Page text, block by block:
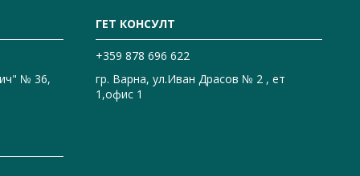
№ 36,
ГЕТ КОНСУЛТ
+359 878 696 622
гр. Варна, ул.Иван Драсов № 2 , ет
1,офис 1